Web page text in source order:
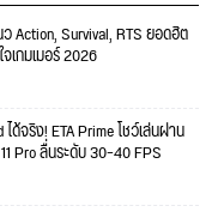
Action, Survival, RTS ยอดฮิต
เกมเมอร์ 2026
ด้จริง! ETA Prime โชว์เล่นผ่าน
Pro ลื่นระดับ 30–40 FPS